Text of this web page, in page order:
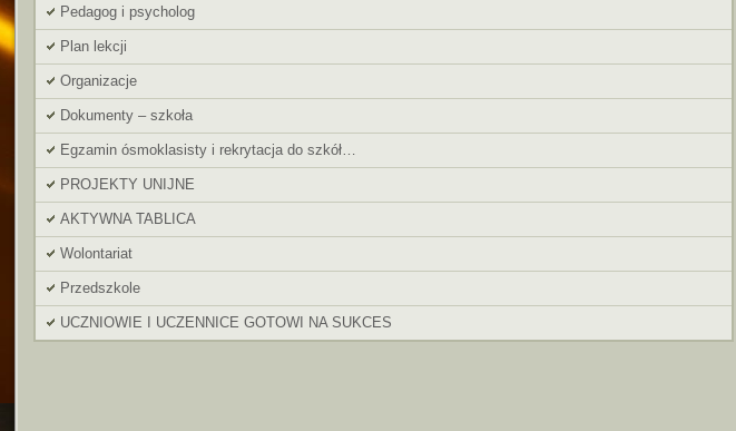
Pedagog i psycholog
Plan lekcji
Organizacje
Dokumenty – szkoła
Egzamin ósmoklasisty i rekrytacja do szkół…
PROJEKTY UNIJNE
AKTYWNA TABLICA
Wolontariat
Przedszkole
UCZNIOWIE I UCZENNICE GOTOWI NA SUKCES